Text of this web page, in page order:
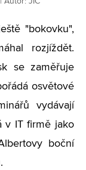
"bokovku",
rozjíždět.
se zaměřuje
osvětové
vydávají
v IT firmě jako
boční